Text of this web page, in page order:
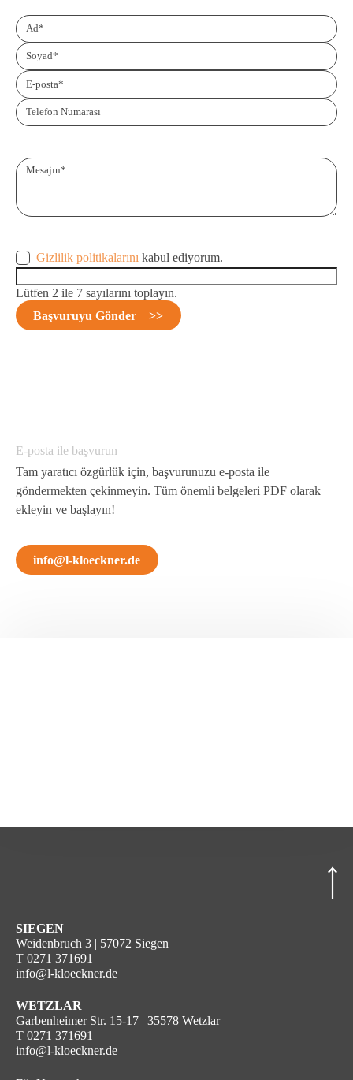
Zorunlu
alan
Ad*
Zorunlu
alan
Soyad*
Zorunlu
alan
E-posta*
Telefon Numarası
Zorunlu
Mesajın*
Gizlilik politikalarını kabul ediyorum.
Lütfen 2 ile 7 sayılarını toplayın.
Başvuruyu Gönder
>>
E-posta ile başvurun
Tam yaratıcı özgürlük için, başvurunuzu e-posta ile
göndermekten çekinmeyin. Tüm önemli belgeleri PDF olarak
ekleyin ve başlayın!
info@l-kloeckner.de
SIEGEN
Weidenbruch 3 | 57072 Siegen
T 0271 371691
info@l-kloeckner.de
WETZLAR
Garbenheimer Str. 15-17 | 35578 Wetzlar
T 0271 371691
info@l-kloeckner.de